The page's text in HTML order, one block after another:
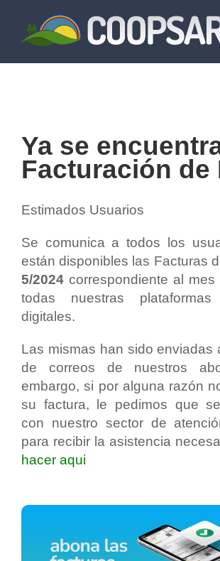
content
Ya se
Facturación de
Estimados Usuarios
Se comunica a todos los
están disponibles las Facturas
5/2024correspondiente al mes
todas nuestras
digitales.
Las mismas han sido enviadas
de correos de nuestros
embargo, si por alguna razón
su factura, le pedimos que
con nuestro sector de
para recibir la asistencia
hacer aqui